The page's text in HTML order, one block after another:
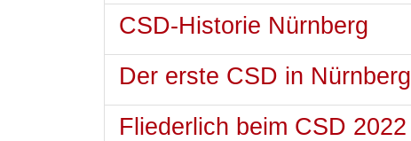
CSD-Historie Nürnberg
Der erste CSD in Nürnberg
Fliederlich beim CSD 2022